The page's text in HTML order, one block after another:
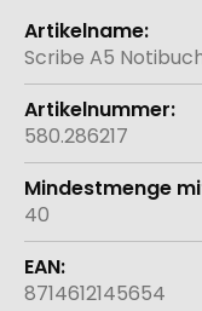
Weitere
Informationen
Scribe A5
580.286217
40
8714612145654